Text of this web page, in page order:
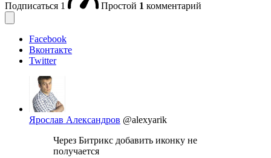
Подписаться 1 Простой 1 комментарий
Facebook
Вконтакте
Twitter
Ярослав Александров @alexyarik
Через Битрикс добавить иконку не
получается